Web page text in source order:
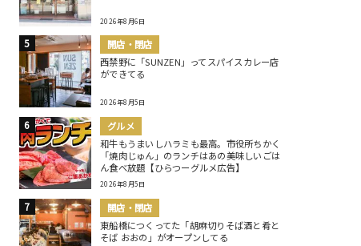
2026年8月6日
開店・閉店
西禁野に「SUNZEN」ってスパイスカレー店
ができてる
2026年8月5日
グルメ
和牛もうまいしハラミも最高。市役所ちかく
「焼肉じゅん」のランチはあの美味しいごは
ん食べ放題【ひらつーグルメ広告】
2026年8月5日
開店・閉店
東船橋につくってた「胡麻切りそば酒と肴と
そば おおの」がオープンしてる